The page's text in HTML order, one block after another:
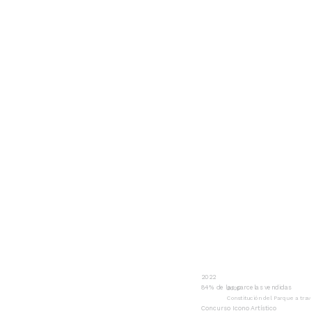
2020
Constitución del Parque a
2022
84% de las parcelas vendidas
Concurso Icono Artístico